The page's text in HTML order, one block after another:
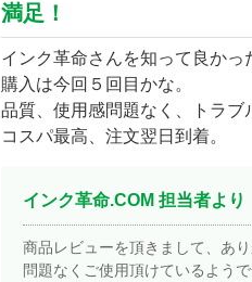
満足！
インク革命さんを知って良かっ
購入は今回５回目かな。
品質、使用感問題なく、トラブ
コスパ最高、注文翌日到着。
インク革命.COM 担当者より
商品レビューを頂きまして、あり
問題なくご使用頂けているようで